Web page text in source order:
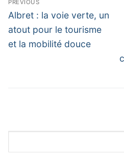
de
l’article
PREVIOUS
Previous
post:
Albret : la voie verte, un
atout pour le tourisme
et la mobilité douce